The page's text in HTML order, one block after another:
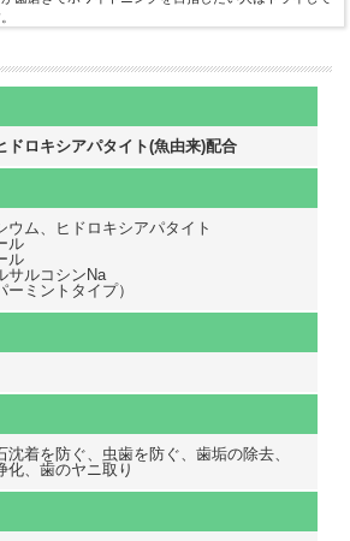
ドロキシアパタイト(魚由来)配合
ウム、ヒドロキシアパタイト
ル
ル
サルコシンNa
ミントタイプ）
着を防ぐ、虫歯を防ぐ、歯垢の除去、
化、歯のヤニ取り